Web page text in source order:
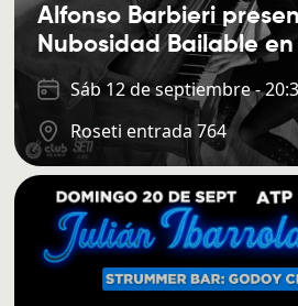
Alfonso Barbieri
Nubosidad Bailable en
Sáb 12 de septiembre -
Roseti entrada 764